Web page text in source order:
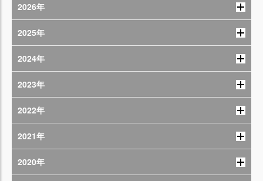
2026年
2025年
2024年
2023年
2022年
2021年
2020年